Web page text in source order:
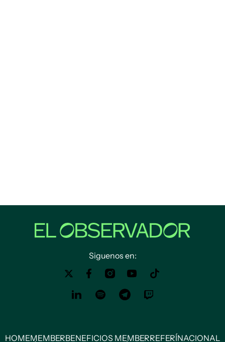
Siguenos en:
HOMEMEMBERBENEFICIOS MEMBERREFERÍNACIONAL